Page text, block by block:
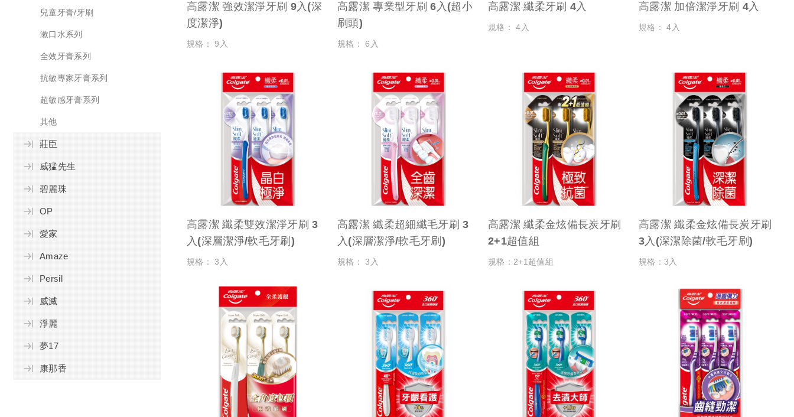
兒童牙膏/牙刷
漱口水系列
全效牙膏系列
抗敏專家牙膏系列
超敏感牙膏系列
其他
莊臣
威猛先生
碧麗珠
OP
愛家
Amaze
Persil
威滅
淨麗
夢17
康那香
高露潔 強效潔淨牙刷 9入(深
度潔淨)
規格： 9入
高露潔 專業型牙刷 6入(超小
刷頭)
規格： 6入
高露潔 纖柔牙刷 4入
規格： 4入
高露潔 加倍潔淨牙刷 4入
規格： 4入
高露潔 纖柔雙效潔淨牙刷 3
入(深層潔淨/軟毛牙刷)
規格： 3入
高露潔 纖柔超細纖毛牙刷 3
入(深層潔淨/軟毛牙刷)
規格： 3入
高露潔 纖柔金炫備長炭牙刷
2+1超值組
規格：2+1超值組
高露潔 纖柔金炫備長炭牙刷
3入(深潔除菌/軟毛牙刷)
規格：3入